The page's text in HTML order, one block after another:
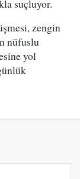
suçluyor.
zengin
nüfuslu
yol